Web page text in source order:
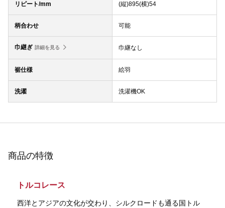
リピート/mm (縦)895(横)54
柄合わせ 可能
巾継ぎ 詳細を見る 巾継なし
裾仕様 絵羽
洗濯 洗濯機OK
商品の特徴
トルコレース
西洋とアジアの文化が交わり、シルクロードも通る国トル